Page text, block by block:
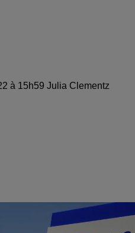
à 15h59 Julia Clementz